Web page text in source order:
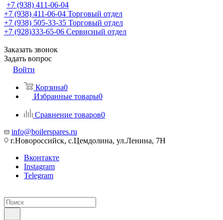
+7 (938) 411-06-04
+7 (938) 411-06-04 Торговый отдел
+7 (938) 505-33-35 Торговый отдел
+7 (928)333-65-06 Сервисный отдел
Заказать звонок
Задать вопрос
Войти
Корзина0
Избранные товары0
Сравнение товаров0
info@boilerspares.ru
г.Новороссийск, с.Цемдолина, ул.Ленина, 7Н
Вконтакте
Instagram
Telegram